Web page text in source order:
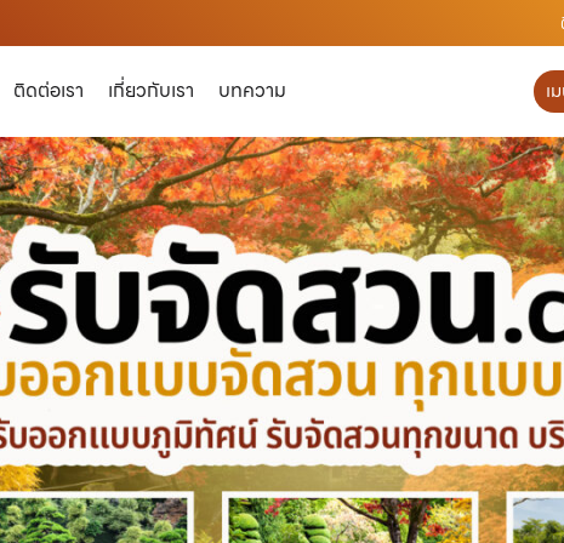
ติดต่อเรา เกี่ยวกับเรา บทความ เ